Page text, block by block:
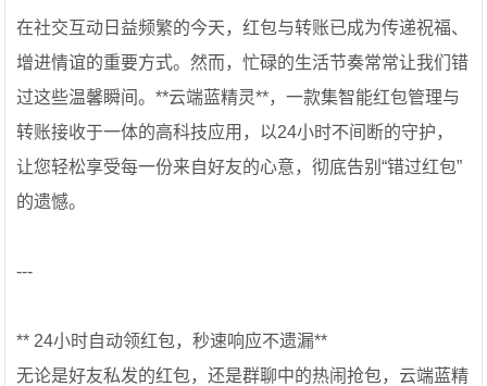
在社交互动日益频繁的今天，红包与转账已成为传递祝福、
增进情谊的重要方式。然而，忙碌的生活节奏常常让我们错
过这些温馨瞬间。**云端蓝精灵**，一款集智能红包管理与
转账接收于一体的高科技应用，以24小时不间断的守护，
让您轻松享受每一份来自好友的心意，彻底告别“错过红包”
的遗憾。
---
** 24小时自动领红包，秒速响应不遗漏**
无论是好友私发的红包，还是群聊中的热闹抢包，云端蓝精